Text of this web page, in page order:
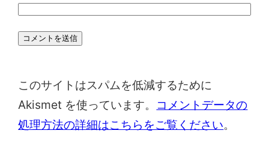
このサイトはスパムを低減するために
Akismet を使っています。
コメントデータの
処理方法の詳細はこちらをご覧ください。